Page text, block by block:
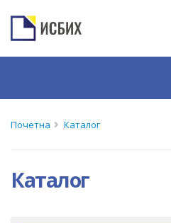
Почетна Каталог
Каталог